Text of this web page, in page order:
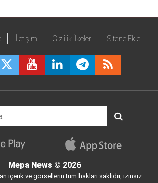
İletişim Gizlilik İlkeleri Sitene Ekle
Mepa News © 2026
içerik ve görsellerin tüm hakları saklıdır, izinsiz